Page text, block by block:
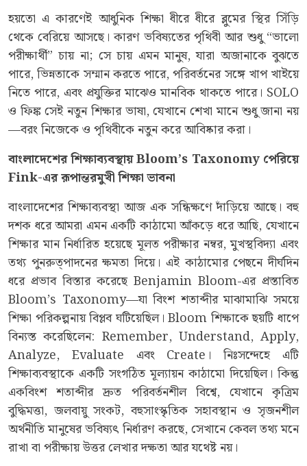
হয়তো এ কারণেই আধুনিক শিক্ষা ধীরে ধীরে ব্লুমের স্থির সিঁড়ি
থেকে বেরিয়ে আসছে। কারণ ভবিষ্যতের পৃথিবী আর শুধু “ভালো
পরীক্ষার্থী” চায় না; সে চায় এমন মানুষ, যারা অজানাকে বুঝতে
পারে, ভিন্নতাকে সম্মান করতে পারে, পরিবর্তনের সঙ্গে খাপ খাইয়ে
নিতে পারে, এবং প্রযুক্তির মাঝেও মানবিক থাকতে পারে। SOLO
ও ফিঙ্ক সেই নতুন শিক্ষার ভাষা, যেখানে শেখা মানে শুধু জানা নয়
—বরং নিজেকে ও পৃথিবীকে নতুন করে আবিষ্কার করা।
বাংলাদেশের শিক্ষাব্যবস্থায়Bloom’s Taxonomy পেরিয়ে
Fink-এর রূপান্তরমুখী শিক্ষা ভাবনা
বাংলাদেশের শিক্ষাব্যবস্থা আজ এক সন্ধিক্ষণে দাঁড়িয়ে আছে। বহু
দশক ধরে আমরা এমন একটি কাঠামো আঁকড়ে ধরে আছি, যেখানে
শিক্ষার মান নির্ধারিত হয়েছে মূলত পরীক্ষার নম্বর, মুখস্থবিদ্যা এবং
তথ্য পুনরুত্পাদনের ক্ষমতা দিয়ে। এই কাঠামোর পেছনে দীর্ঘদিন
ধরে প্রভাব বিস্তার করেছে Benjamin Bloom-এর প্রস্তাবিত
Bloom’s Taxonomy—যা বিংশ শতাব্দীর মাঝামাঝি সময়ে
শিক্ষা পরিকল্পনায় বিপ্লব ঘটিয়েছিল। Bloom শিক্ষাকে ছয়টি ধাপে
বিন্যস্ত করেছিলেন: Remember, Understand, Apply,
Analyze, Evaluate এবং Create। নিঃসন্দেহে এটি
শিক্ষাব্যবস্থাকে একটি সংগঠিত মূল্যায়ন কাঠামো দিয়েছিল। কিন্তু
একবিংশ শতাব্দীর দ্রুত পরিবর্তনশীল বিশ্বে, যেখানে কৃত্রিম
বুদ্ধিমত্তা, জলবায়ু সংকট, বহুসাংস্কৃতিক সহাবস্থান ও সৃজনশীল
অর্থনীতি মানুষের ভবিষ্যৎ নির্ধারণ করছে, সেখানে কেবল তথ্য মনে
রাখা বা পরীক্ষায় উত্তর লেখার দক্ষতা আর যথেষ্ট নয়।